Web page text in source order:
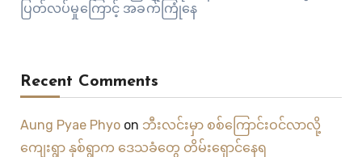
ပြတ်လပ်မှုကြောင့် အခက်ကြုံနေ
Recent Comments
Aung Pyae Phyoon ဘီးလင်းမှာ စစ်ကြောင်းဝင်လာလို့
ကျေးရွာ နှစ်ရွာက ဒေသခံတွေ တိမ်းရှောင်နေရ